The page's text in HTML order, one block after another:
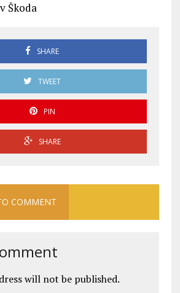
Škoda
SHARE
TWEET
PIN
SHARE
COMMENT
will not be published.